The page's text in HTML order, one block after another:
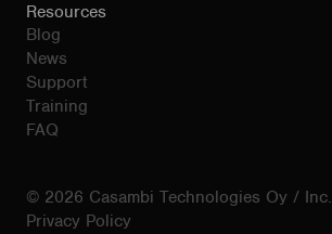
Resources
Blog
News
Support
Training
FAQ
© 2026 Casambi Technologies Oy / Inc.
Privacy Policy